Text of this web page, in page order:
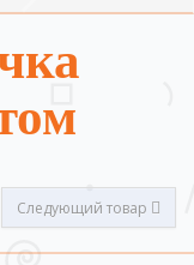
Следующий товар